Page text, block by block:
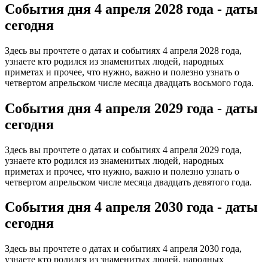
События дня 4 апреля 2028 года - даты
сегодня
Здесь вы прочтете о датах и событиях 4 апреля 2028 года,
узнаете кто родился из знаменитых людей, народных
приметах и прочее, что нужно, важно и полезно узнать о
четвертом апрельском числе месяца двадцать восьмого года.
События дня 4 апреля 2029 года - даты
сегодня
Здесь вы прочтете о датах и событиях 4 апреля 2029 года,
узнаете кто родился из знаменитых людей, народных
приметах и прочее, что нужно, важно и полезно узнать о
четвертом апрельском числе месяца двадцать девятого года.
События дня 4 апреля 2030 года - даты
сегодня
Здесь вы прочтете о датах и событиях 4 апреля 2030 года,
узнаете кто родился из знаменитых людей, народных